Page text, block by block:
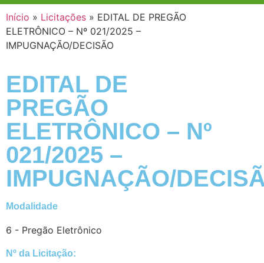
Início » Licitações » EDITAL DE PREGÃO
ELETRÔNICO – Nº 021/2025 –
IMPUGNAÇÃO/DECISÃO
EDITAL DE
PREGÃO
ELETRÔNICO – Nº
021/2025 –
IMPUGNAÇÃO/
Modalidade
6 - Pregão Eletrônico
Nº da Licitação: ​​